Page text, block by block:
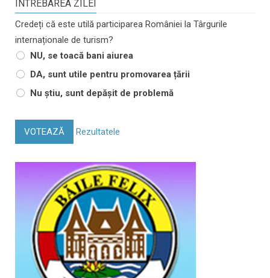
INTREBAREA ZILEI
Credeți că este utilă participarea României la Târgurile
internaționale de turism?
NU, se toacă bani aiurea
DA, sunt utile pentru promovarea țării
Nu știu, sunt depășit de problemă
VOTEAZĂ Rezultatele